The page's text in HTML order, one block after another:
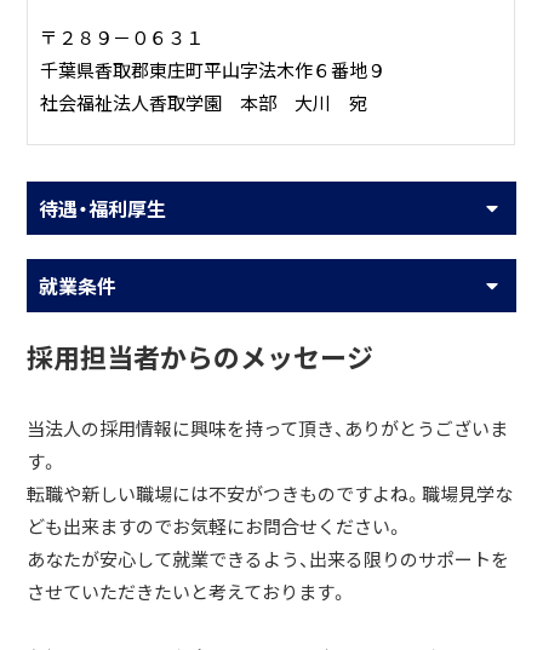
〒２８９－０６３１
千葉県香取郡東庄町平山字法木作６番地９
社会福祉法人香取学園 本部 大川 宛
待遇・福利厚生
就業条件
採用担当者からのメッセージ
当法人の採用情報に興味を持って頂き、ありがとうございま
す。
転職や新しい職場には不安がつきものですよね。職場見学な
ども出来ますのでお気軽にお問合せください。
あなたが安心して就業できるよう、出来る限りのサポートを
させていただきたいと考えております。